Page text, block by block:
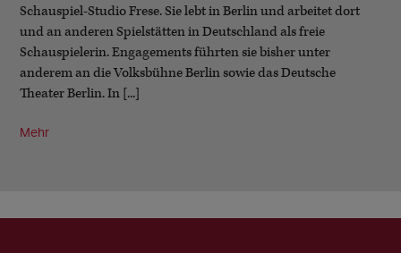
Schauspiel-Studio Frese. Sie lebt in Berlin und arbeitet dort
und an anderen Spielstätten in Deutschland als freie
Schauspielerin. Engagements führten sie bisher unter
anderem an die Volksbühne Berlin sowie das Deutsche
Theater Berlin. In [...]
Mehr